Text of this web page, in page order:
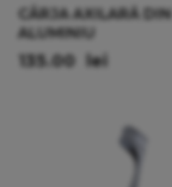
CÂRJA AXILARĂ DIN
ALUMINIU
135.00 lei